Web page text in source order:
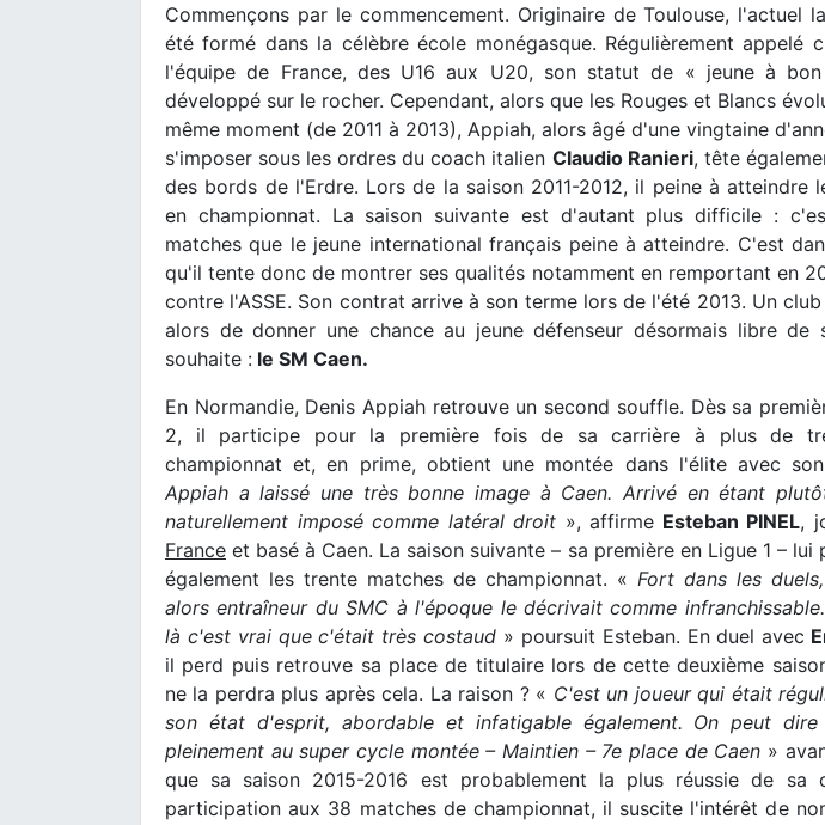
Commençons par le commencement. Originaire de Toulouse, l'actuel
été formé dans la célèbre école monégasque. Régulièrement appelé
l'équipe de France, des U16 aux U20, son statut de « jeune à
développé sur le rocher. Cependant, alors que les Rouges et Blancs
même moment (de 2011 à 2013), Appiah, alors âgé d'une vingtaine
s'imposer sous les ordres du coach italien Claudio Ranieri, tête
des bords de l'Erdre. Lors de la saison 2011-2012, il peine à atteindre
en championnat. La saison suivante est d'autant plus difficile :
matches que le jeune international français peine à atteindre. C'est
qu'il tente donc de montrer ses qualités notamment en remportant en
contre l'ASSE. Son contrat arrive à son terme lors de l'été 2013. Un
alors de donner une chance au jeune défenseur désormais libre de
souhaite : le SM Caen.
En Normandie, Denis Appiah retrouve un second souffle. Dès sa
2, il participe pour la première fois de sa carrière à plus de
championnat et, en prime, obtient une montée dans l'élite avec
Appiah a laissé une très bonne image à Caen. Arrivé en étant
naturellement imposé comme latéral droit », affirme Esteban PINEL,
France et basé à Caen. La saison suivante – sa première en Ligue 1 –
également les trente matches de championnat. « Fort dans les duels,
alors entraîneur du SMC à l'époque le décrivait comme
là c'est vrai que c'était très costaud » poursuit Esteban. En duel avec
il perd puis retrouve sa place de titulaire lors de cette deuxième
ne la perdra plus après cela. La raison ? « C'est un joueur qui était
son état d'esprit, abordable et infatigable également. On peut
pleinement au super cycle montée – Maintien – 7e place de Caen »
que sa saison 2015-2016 est probablement la plus réussie de sa
participation aux 38 matches de championnat, il suscite l'intérêt de